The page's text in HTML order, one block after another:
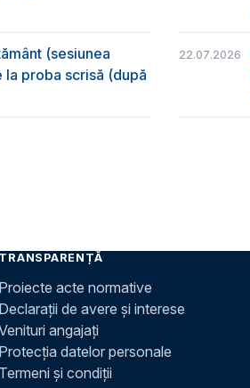
(sesiunea
proba scrisă (după
22.07.2026
TRANSPARENȚĂ
Proiecte acte normative
Declarații de avere și interese
angajați
Protecția datelor personale
Termeni și condiții